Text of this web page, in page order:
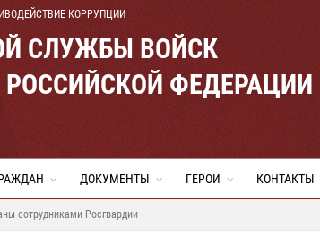
КОРРУПЦИИ
СЛУЖБЫ ВОЙСК
ФЕДЕРАЦИИ
ДОКУМЕНТЫ ГЕРОИ КОНТАКТЫ
сотрудниками Росгвардии